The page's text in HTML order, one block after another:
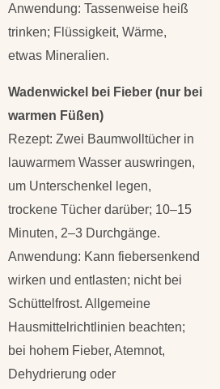
Anwendung: Tassenweise heiß
trinken; Flüssigkeit, Wärme,
etwas Mineralien.
Wadenwickel bei Fieber (nur bei
warmen Füßen)
Rezept: Zwei Baumwolltücher in
lauwarmem Wasser auswringen,
um Unterschenkel legen,
trockene Tücher darüber; 10–15
Minuten, 2–3 Durchgänge.
Anwendung: Kann fiebersenkend
wirken und entlasten; nicht bei
Schüttelfrost. Allgemeine
Hausmittelrichtlinien beachten;
bei hohem Fieber, Atemnot,
Dehydrierung oder